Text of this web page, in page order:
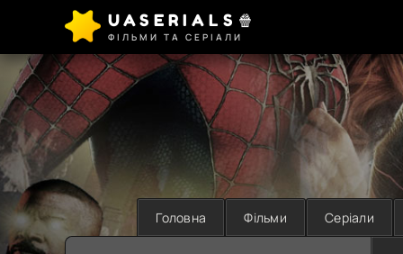
UASERIALS🍿
ФІЛЬМИ ТА СЕРІАЛИ
Головна Фільми Серіали